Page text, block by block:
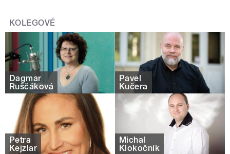
KOLEGOVÉ
Dagmar
Ruščáková
Pavel
Kučera
Petra
Kejzlar
Michal
Klokočník